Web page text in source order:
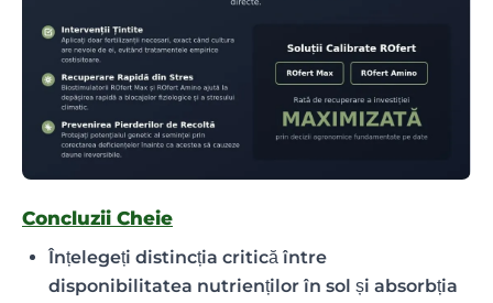
Concluzii Cheie
Înțelegeți distincția critică între
disponibilitatea nutrienților în sol și absorbția